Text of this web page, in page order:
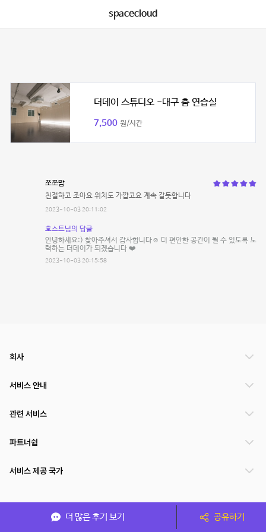
spacecloud
더데이 스튜디오 -대구 춤 연습실
7,500 원/시간
쪼쪼맘
친절하고 조아요 위치도 가깝고요 계속 갈듯합니다
2023-10-03 20:11:02
호스트님의 답글
안녕하세요:) 찾아주셔서 감사합니다☺️ 더 편안한 공간이 될 수 있도록 노
력하는 더데이가 되겠습니다 ❤️
2023-10-03 20:15:58
더 많은 후기 보기 공유하기
회사
서비스 안내
관련 서비스
파트너쉽
서비스 제공 국가
(주)NSPACE 사업자정보